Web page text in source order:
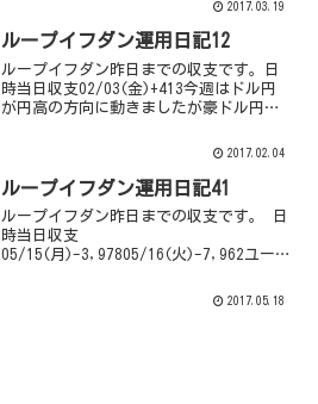
しょうか。累計確定利益¥ 31,245ＦＸの
自動売...
2017.03.19
ループイフダン運用日記12
ループイフダン昨日までの収支です。日
時当日収支02/03(金)+413今週はドル円
が円高の方向に動きましたが豪ドル円は
し中々８７円の壁は厚いですね…ループ
たポジションが...
2017.02.04
ループイフダン運用日記41
ループイフダン昨日までの収支です。 日
時当日収支
05/15(月)-3,97805/16(火)-7,962ユーロ
安に動いていく度にロスカットの連続…
2017.05.18